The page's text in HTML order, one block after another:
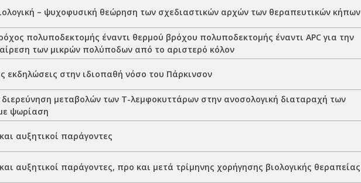
– ψυχοφυσική θεώρηση των σχεδιαστικών αρχών των θεραπευτικών κήπων
πολυποδεκτομής έναντι θερμού βρόχου πολυποδεκτομής έναντι APC για την
των μικρών πολύποδων από το αριστερό κόλον
εκδηλώσεις στην ιδιοπαθή νόσο του Πάρκινσον
μεταβολών των Τ-λεμφοκυττάρων στην ανοσολογική διαταραχή των
ψωρίαση
αυξητικοί παράγοντες
αυξητικοί παράγοντες, προ και μετά τρίμηνης χορήγησης βιολογικής θεραπείας